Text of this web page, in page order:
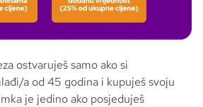
ostvaruješ samo ako si
a od 45 godina i kupuješ svoju
je jedino ako posjeduješ